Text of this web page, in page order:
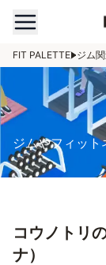
FIT PALETTE ジム
ジムやフィッ
コウノトリ
ナ）